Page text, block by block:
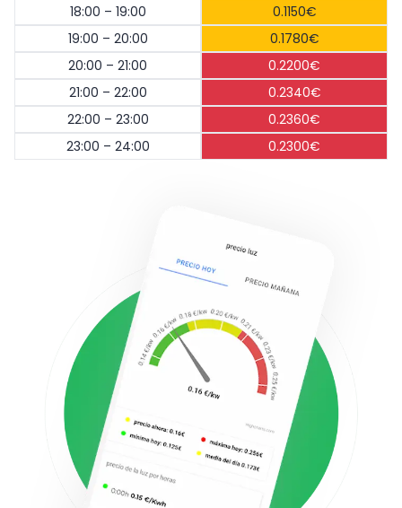
18:00 – 19:00
0.1150€
19:00 – 20:00
0.1780€
20:00 – 21:00
0.2200€
21:00 – 22:00
0.2340€
22:00 – 23:00
0.2360€
23:00 – 24:00
0.2300€